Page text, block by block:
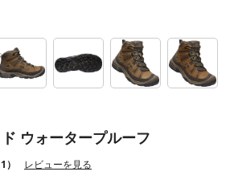
ウォータープルーフ
1） レビューを見る